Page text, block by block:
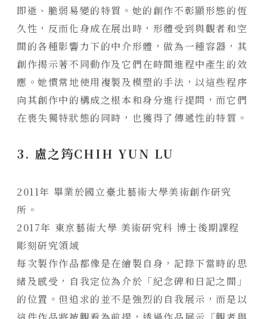
即逝、脆弱易變的特質。她的創作不彰顯形態的恆
久性，反而化身成在展出時，形體受到與觀者和空
間的各種影響力下的中介形體，做為一種容器，其
創作揭示著不同動作及它們在時間進程中產生的效
應。她慣常地使用複製及模塑的手法，以這些程序
向其創作中的構成之根本和身分進行提問，而它們
在喪失獨特狀態的同時，也獲得了傳遞性的特質。
3. 盧之筠CHIH YUN LU
2011年 畢業於國立臺北藝術大學美術創作研究
所。
2017年 東京藝術大學 美術研究科 博士後期課程
彫刻研究領域
每次製作作品都像是在繪製自身，記錄下當時的思
緒及感受，自我定位為介於「紀念碑和日記之間」
的位置。但追求的並不是強烈的自我展示，而是以